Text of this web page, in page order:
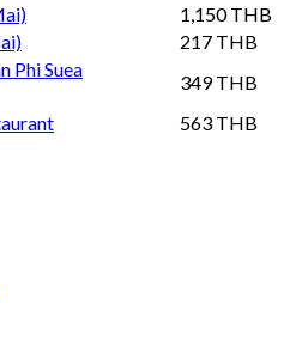
1,150 THB
217 THB
Phi Suea
349 THB
563 THB